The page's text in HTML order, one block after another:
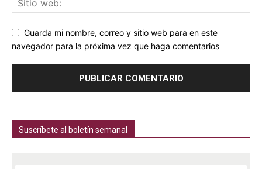
Guarda mi nombre, correo y sitio web para en este
navegador para la próxima vez que haga comentarios
Suscríbete al boletín semanal